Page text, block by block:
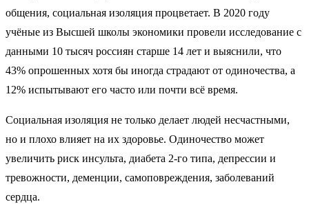
общения, социальная изоляция процветает. В 2020 году
учёные из Высшей школы экономики провели исследование с
данными 10 тысяч россиян старше 14 лет и выяснили, что
43% опрошенных хотя бы иногда страдают от одиночества, а
12% испытывают его часто или почти всё время.
Социальная изоляция не только делает людей несчастными,
но и плохо влияет на их здоровье. Одиночество может
увеличить риск инсульта, диабета 2‑го типа, депрессии и
тревожности, деменции, самоповреждения, заболеваний
сердца.